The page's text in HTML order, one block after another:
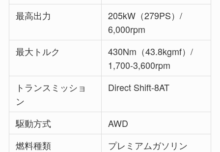
最高出力
205kW（279PS）/
6,000rpm
最大トルク
430Nm（43.8kgmf）/
1,700-3,600rpm
トランスミッショ
ン
Direct Shift-8AT
駆動方式
AWD
燃料種類
プレミアムガソリン